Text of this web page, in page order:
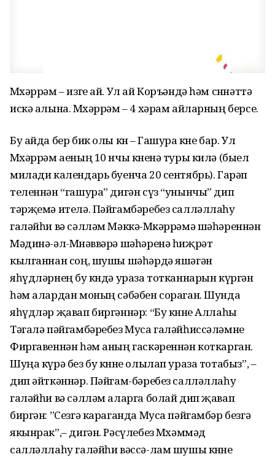
Мөхәррәм – изге ай. Ул ай Коръәндә һәм сөннәттә
искә алына. Мөхәррәм – 4 хәрам айларның берсе.
Бу айда бер бик олы көн – Гашура көне бар. Ул
Мөхәррәм аеның 10 нчы көненә туры килә (быел
милади календарь буенча 20 сентябрь). Гарәп
теленнән “гашура” дигән сүз “унынчы” дип
тәрҗемә ителә. Пәйгамбәребез салләллаһу
галәйһи вә сәлләм Мәккә-Мөкәррәмә шәһәреннән
Мәдинә-әл-Мөнәввәрә шәһәренә һиҗрәт
кылганнан соң, шушы шәһәрдә яшәгән
яһүдләрнең бу көндә ураза тотканнарын күргән
һәм алардан моның сәбәбен сораган. Шунда
яһүдләр җавап биргәннәр: “Бу көнне Аллаһы
Тәгалә пәйгамбәребез Муса галәйһиссәләмне
Фиргавеннән һәм аның гаскәреннән коткарган.
Шуңа күрә без бу көнне олылап ураза тотабыз”, –
дип әйткәннәр. Пәйгам-бәребез салләллаһу
галәйһи вә сәлләм аларга болай дип җавап
биргән: ”Сезгә караганда Муса пәйгамбәр безгә
якынрак”,– дигән. Рәсүлебез Мөхәммәд
салләллаһу галәйһи вәссә-лам шушы көнне